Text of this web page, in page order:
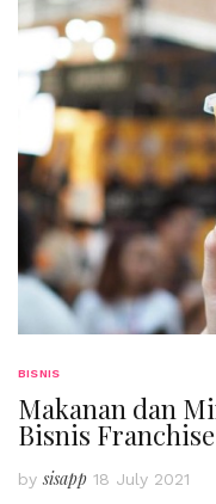
BISNIS
Makanan dan
Bisnis
bysisapp 18 July 2021